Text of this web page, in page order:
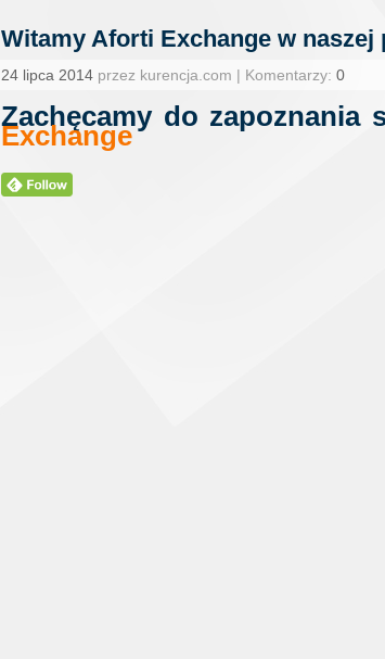
Witamy Aforti Exchange w naszej
24 lipca 2014 przez kurencja.com | Komentarzy: 0
Zachęcamy do zapoznania
Exchange